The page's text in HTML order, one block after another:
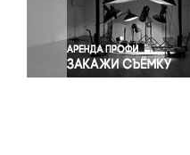
Экология
Экономика и бизнес